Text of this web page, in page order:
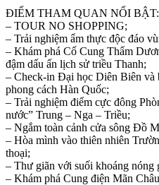
ĐIỂM THAM QUAN NỔI BẬT:
– TOUR NO SHOPPING;
– Trải nghiệm ẩm thực độc đáo
– Khám phá Cố Cung Thẩm
đậm dấu ấn lịch sử triều Thanh;
– Check-in Đại học Diên Biên và
phong cách Hàn Quốc;
– Trải nghiệm điểm cực đông
nước” Trung – Nga – Triều;
– Ngắm toàn cảnh cửa sông Đồ
– Hòa mình vào thiên nhiên
thoại;
– Thư giãn với suối khoáng nóng
– Khám phá Cung điện Mãn